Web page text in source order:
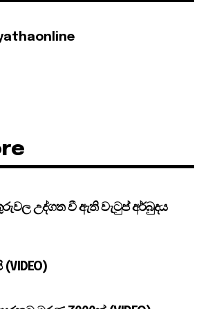
උද්ගත වී ඇති වැටුප් අර්බුදය